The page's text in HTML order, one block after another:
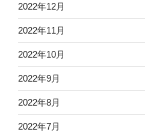
2022年12月
2022年11月
2022年10月
2022年9月
2022年8月
2022年7月